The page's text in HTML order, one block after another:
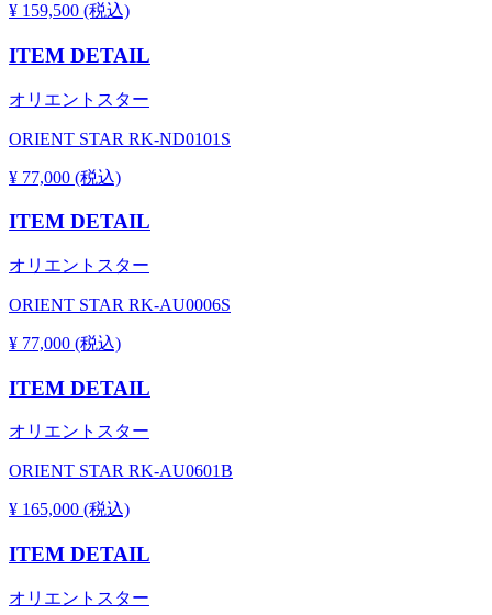
¥ 159,500 (税込)
ITEM DETAIL
オリエントスター
ORIENT STAR RK-ND0101S
¥ 77,000 (税込)
ITEM DETAIL
オリエントスター
ORIENT STAR RK-AU0006S
¥ 77,000 (税込)
ITEM DETAIL
オリエントスター
ORIENT STAR RK-AU0601B
¥ 165,000 (税込)
ITEM DETAIL
オリエントスター